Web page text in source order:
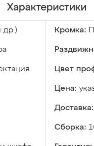
Характеристики
др.) Кромка:
Цвет
Цена:
Доставка:
Сборка: